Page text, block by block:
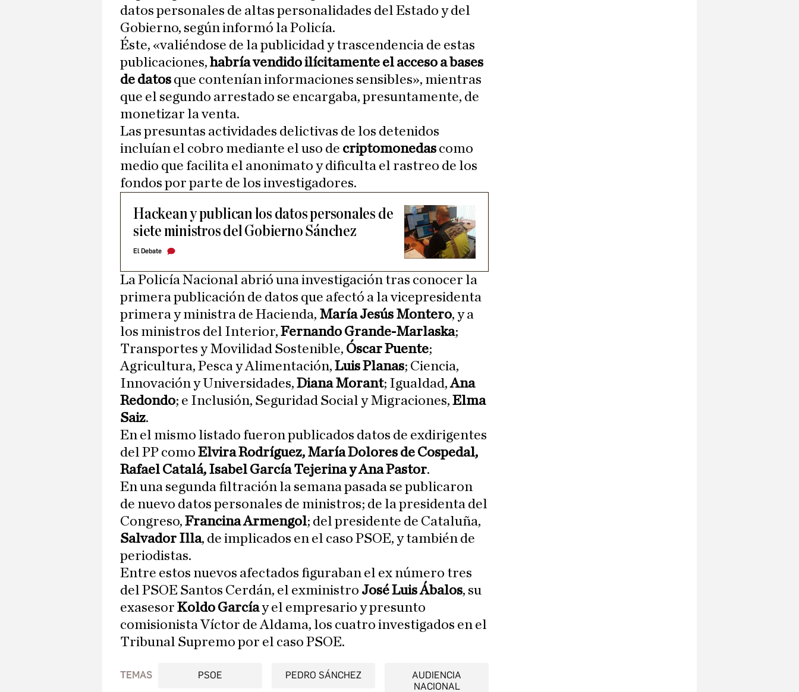
datos personales de altas personalidades del Estado y del
Gobierno, según informó la Policía.
Éste, «valiéndose de la publicidad y trascendencia de estas
publicaciones, habría vendido ilícitamente el acceso a bases
de datos que contenían informaciones sensibles», mientras
que el segundo arrestado se encargaba, presuntamente, de
monetizar la venta.
Las presuntas actividades delictivas de los detenidos
incluían el cobro mediante el uso de criptomonedas como
medio que facilita el anonimato y dificulta el rastreo de los
fondos por parte de los investigadores.
Hackean y publican los datos personales de
siete ministros del Gobierno Sánchez
El Debate
La Policía Nacional abrió una investigación tras conocer la
primera publicación de datos que afectó a la vicepresidenta
primera y ministra de Hacienda, María Jesús Montero, y a
los ministros del Interior, Fernando Grande-Marlaska;
Transportes y Movilidad Sostenible, Óscar Puente;
Agricultura, Pesca y Alimentación, Luis Planas; Ciencia,
Innovación y Universidades, Diana Morant; Igualdad,Ana
Redondo; e Inclusión, Seguridad Social y Migraciones, Elma
Saiz.
En el mismo listado fueron publicados datos de exdirigentes
del PP como Elvira Rodríguez, María Dolores de Cospedal,
Rafael Catalá, Isabel García Tejerina y Ana Pastor.
En una segunda filtración la semana pasada se publicaron
de nuevo datos personales de ministros; de la presidenta del
Congreso, Francina Armengol; del presidente de Cataluña,
Salvador Illa, de implicados en el caso PSOE, y también de
periodistas.
Entre estos nuevos afectados figuraban el ex número tres
del PSOE Santos Cerdán, el exministro José Luis Ábalos, su
exasesor Koldo Garcíay el empresario y presunto
comisionista Víctor de Aldama, los cuatro investigados en el
Tribunal Supremo por el caso PSOE.
TEMAS PSOE PEDRO SÁNCHEZ
AUDIENCIA
NACIONAL